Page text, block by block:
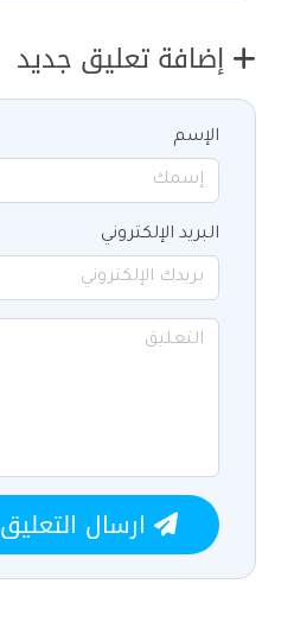
إضافة تعليق جديد
الإسم
البريد الإلكتروني
ارسال التعليق